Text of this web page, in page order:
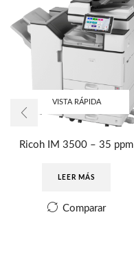
VISTA RÁPIDA
Ricoh IM 3500 – 35 ppm
LEER MÁS
Comparar